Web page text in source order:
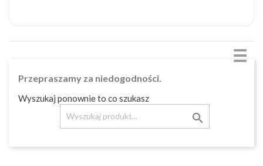
Przepraszamy za niedogodności.
Wyszukaj ponownie to co szukasz

☰